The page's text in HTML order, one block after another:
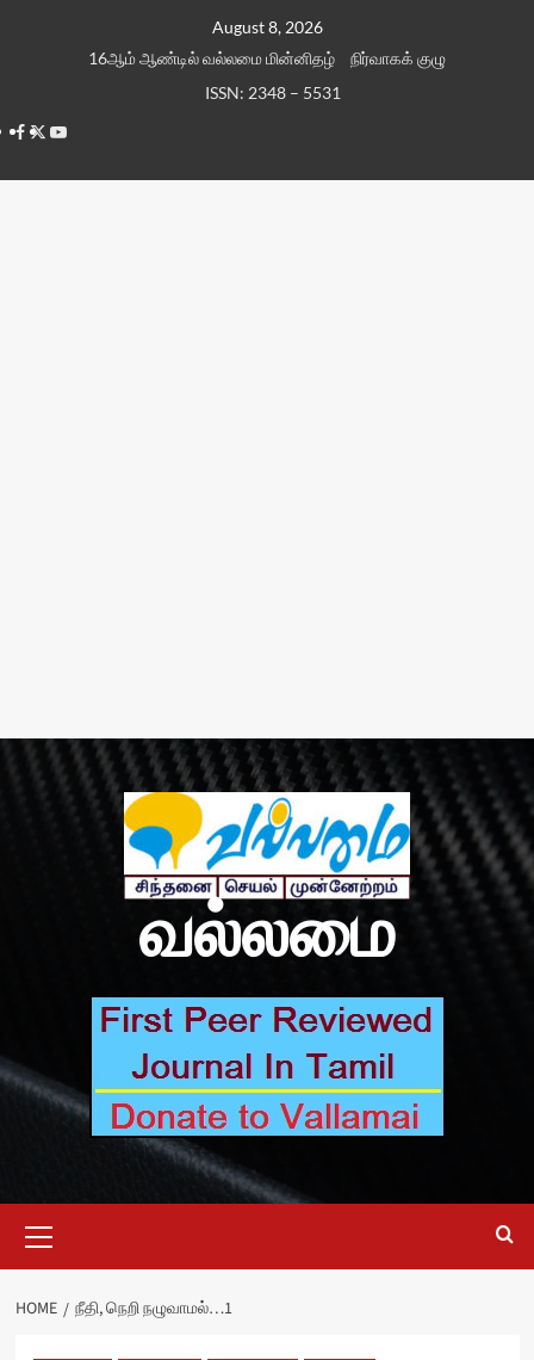
August 8, 2026
16ஆம் ஆண்டில் வல்லமை மின்னிதழ்
நிர்வாகக் குழு
ISSN: 2348 – 5531
Facebook
TwitterYoutube
வல்லமை
Menu
HOME நீதி, நெறி நழுவாமல்…1